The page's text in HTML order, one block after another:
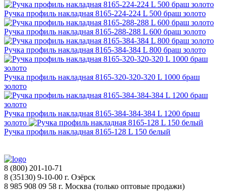
Ручка профиль накладная 8165-224-224 L 500 браш золото
Ручка профиль накладная 8165-288-288 L 600 браш золото
Ручка профиль накладная 8165-384-384 L 800 браш золото
Ручка профиль накладная 8165-320-320-320 L 1000 браш
золото
Ручка профиль накладная 8165-384-384-384 L 1200 браш
золото
Ручка профиль накладная 8165-128 L 150 белый
8 (800) 201-10-71
8 (35130) 9-10-00 г. Озёрск
8 985 908 09 58 г. Москва (только оптовые продажи)